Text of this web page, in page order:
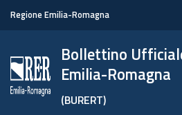
Regione Emilia-Romagna
Bollettino
Emilia-Romagna
(BURERT)